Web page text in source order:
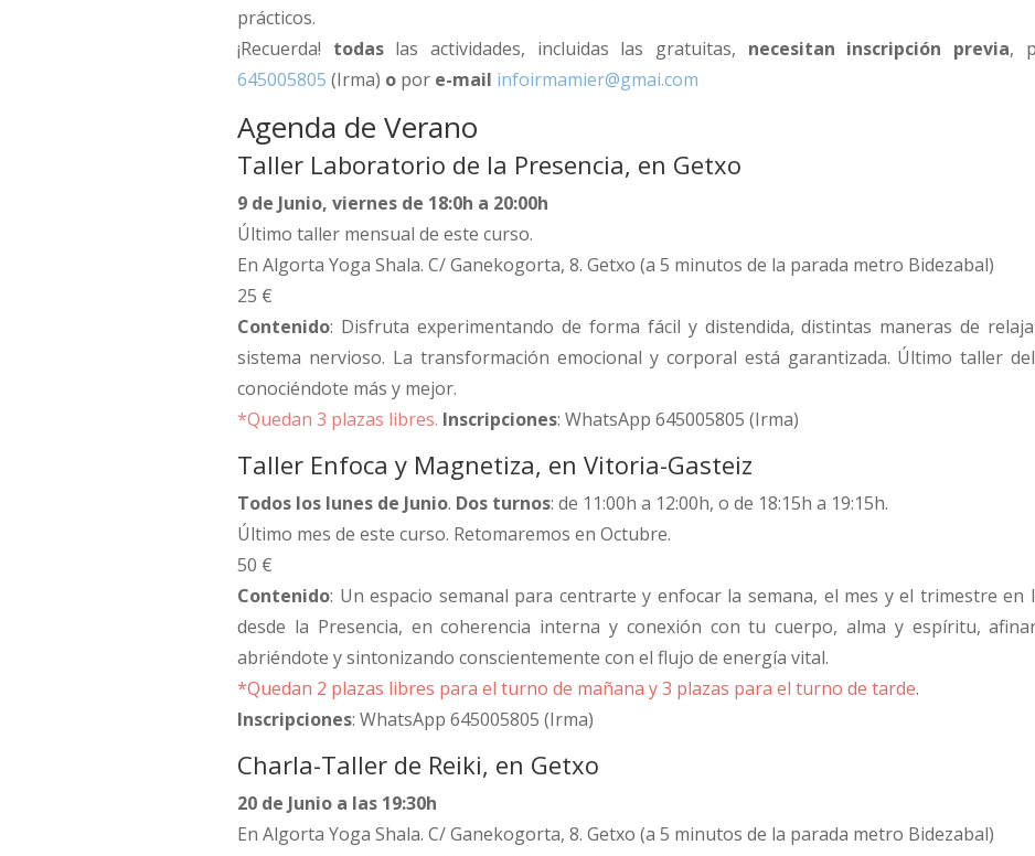
prácticos.
¡Recuerda! todaslas actividades, incluidas las gratuitas, necesitan inscripción previa,
645005805 (Irma) o por e-mail infoirmamier@gmai.com
Agenda de Verano
Taller Laboratorio de la Presencia, en Getxo
9 de Junio, viernes de 18:0h a 20:00h
Último taller mensual de este curso.
En Algorta Yoga Shala. C/ Ganekogorta, 8. Getxo (a 5 minutos de la parada metro Bidezabal)
25 €
Contenido: Disfruta experimentando de forma fácil y distendida, distintas maneras de
sistema nervioso. La transformación emocional y corporal está garantizada. Último taller
conociéndote más y mejor.
*Quedan 3 plazas libres. Inscripciones: WhatsApp 645005805 (Irma)
Taller Enfoca y Magnetiza, en Vitoria-Gasteiz
Todos los lunes de Junio. Dos turnos: de 11:00h a 12:00h, o de 18:15h a 19:15h.
Último mes de este curso. Retomaremos en Octubre.
50 €
Contenido: Un espacio semanal para centrarte y enfocar la semana, el mes y el trimestre en
desde la Presencia, en coherencia interna y conexión con tu cuerpo, alma y espíritu,
abriéndote y sintonizando conscientemente con el flujo de energía vital.
*Quedan 2 plazas libres para el turno de mañana y 3 plazas para el turno de tarde.
Inscripciones: WhatsApp 645005805 (Irma)
Charla-Taller de Reiki, en Getxo
20 de Junio a las 19:30h
En Algorta Yoga Shala. C/ Ganekogorta, 8. Getxo (a 5 minutos de la parada metro Bidezabal)